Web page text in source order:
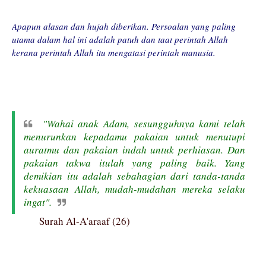
Apapun alasan dan hujah diberikan. Persoalan yang paling
utama dalam hal ini adalah patuh dan taat perintah Allah
kerana perintah Allah itu mengatasi perintah manusia.
"Wahai anak Adam, sesungguhnya kami telah
menurunkan kepadamu pakaian untuk menutupi
auratmu dan pakaian indah untuk perhiasan. Dan
pakaian takwa itulah yang paling baik. Yang
demikian itu adalah sebahagian dari tanda-tanda
kekuasaan Allah, mudah-mudahan mereka selaku
ingat".
Surah Al-A'araaf (26)